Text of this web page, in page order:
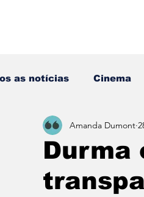
as notícias Cinema
Durma
Amanda Dumont